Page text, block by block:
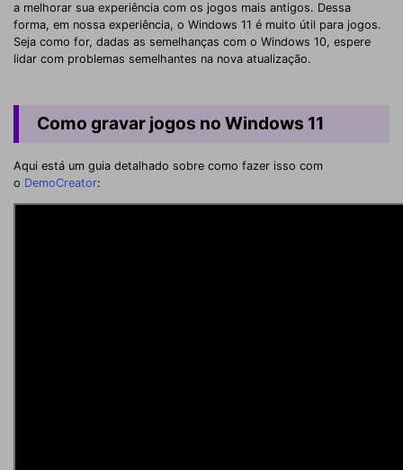
a melhorar sua experiência com os jogos mais antigos. Dessa
forma, em nossa experiência, o Windows 11 é muito útil para jogos.
Seja como for, dadas as semelhanças com o Windows 10, espere
lidar com problemas semelhantes na nova atualização.
Como gravar jogos no Windows 11
Aqui está um guia detalhado sobre como fazer isso com
o DemoCreator: